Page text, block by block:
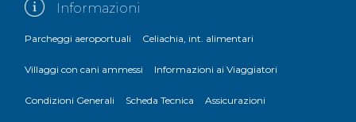
Informazioni
Parcheggi aeroportuali Celiachia, int. alimentari
Villaggi con cani ammessi Informazioni ai Viaggiatori
Condizioni Generali Scheda Tecnica Assicurazioni